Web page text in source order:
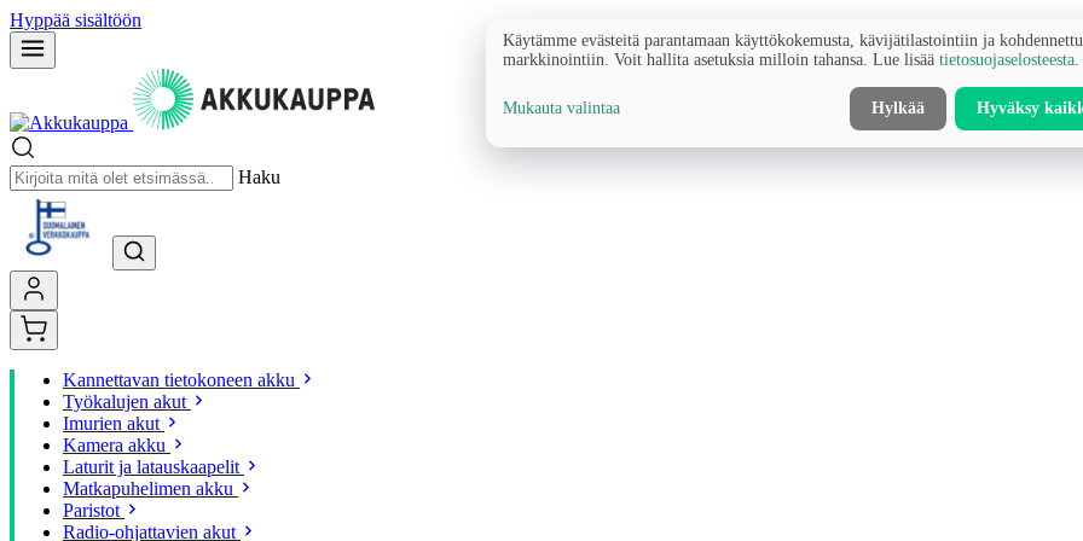
Hyppää sisältöön
Haku
Kannettavan tietokoneen akku
Työkalujen akut
Imurien akut
Kamera akku
Laturit ja latauskaapelit
Matkapuhelimen akku
Paristot
Radio-ohjattavien akut
Käytämme evästeitä parantamaan käyttökokemusta, kävijätilastointiin ja
markkinointiin. Voit hallita asetuksia milloin tahansa. Lue lisää tietosuojaselosteesta
Mukauta valintaa Hylkää Hyväksy